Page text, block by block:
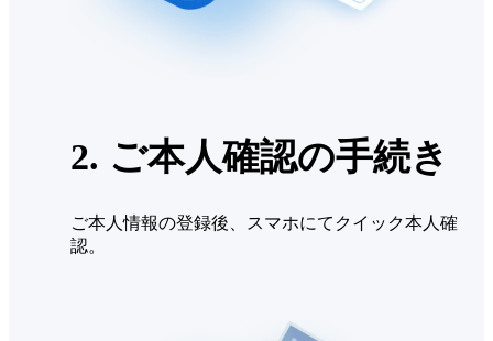
2. ご本人確認の手続き
ご本人情報の登録後、スマホにてクイック本人確
認。